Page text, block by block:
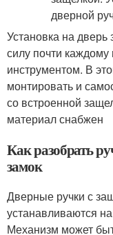
Установка на
силу почти
инструментом. В
монтировать и
со встроенной
материал снабжен
Как разобрать
замок
Дверные ручки с
устанавливаются
Механизм может